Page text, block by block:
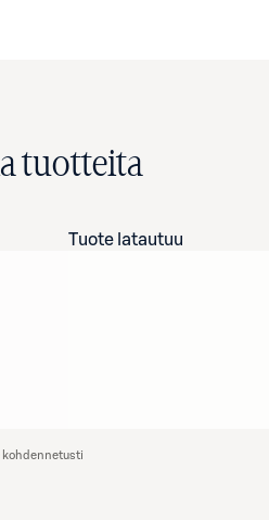
tuotteita
Tuote latautuu
kohdennetusti